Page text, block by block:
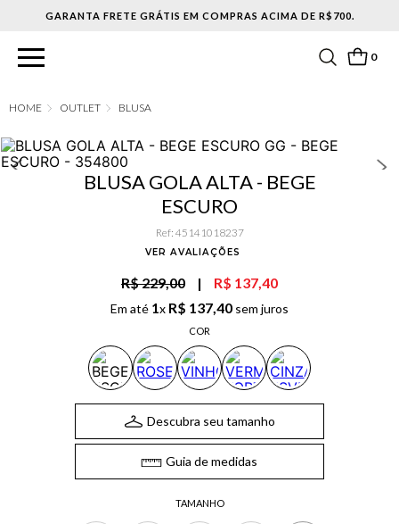
DE R$700.
0
OUTLET BLUSA
BLUSA GOLA ALTA - BEGE
ESCURO
Ref: 45141018237
VER AVALIAÇÕES
R$ 229,00 | R$ 137,40
Em até 1x R$ 137,40 sem juros
COR
TAMANHO
Descubra seu tamanho
Guia de medidas